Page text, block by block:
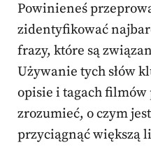
Powinieneś
zidentyfikować
frazy, które są
Używanie tych słów
opisie i tagach filmów
zrozumieć, o czym
przyciągnąć większą